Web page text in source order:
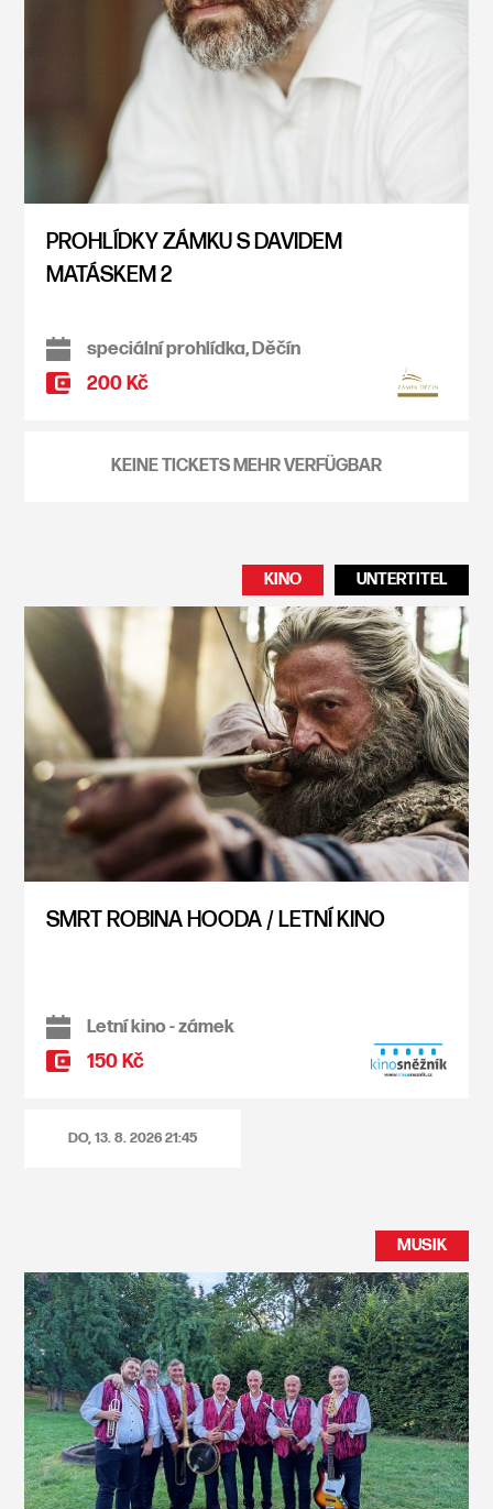
PROHLÍDKY ZÁMKU S DAVIDEM
MATÁSKEM 2
speciální prohlídka, Děčín
200 Kč
KEINE TICKETS MEHR VERFÜGBAR
KINO UNTERTITEL
SMRT ROBINA HOODA / LETNÍ KINO
Letní kino - zámek
150 Kč
DO, 13. 8. 202621:45
MUSIK